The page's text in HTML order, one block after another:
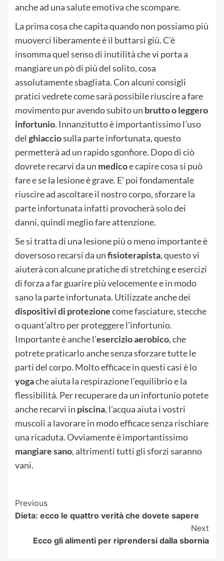
anche ad una salute emotiva che scompare.
La prima cosa che capita quando non possiamo più
muoverci liberamente è il buttarsi giù. C’è
insomma quel senso di inutilità che vi porta a
mangiare un pò di più del solito, cosa
assolutamente sbagliata. Con alcuni consigli
pratici vedrete come sarà possibile riuscire a fare
movimento pur avendo subito un brutto o leggero
infortunio. Innanzitutto è importantissimo l’uso
del ghiacciosulla parte infortunata, questo
permetterà ad un rapido sgonfiore. Dopo di ciò
dovrete recarvi da un medicoe capire cosa si può
fare e se la lesione è grave. E’ poi fondamentale
riuscire ad ascoltare il nostro corpo, sforzare la
parte infortunata infatti provocherà solo dei
danni, quindi meglio fare attenzione.
Se si tratta di una lesione più o meno importante è
doversoso recarsi da unfisioterapista, questo vi
aiuterà con alcune pratiche di stretching e esercizi
di forza a far guarire più velocemente e in modo
sano la parte infortunata. Utilizzate anche dei
dispositivi di protezionecome fasciature, stecche
o quant’altro per proteggere l’infortunio.
Importante è anche l’esercizio aerobico, che
potrete praticarlo anche senza sforzare tutte le
parti del corpo. Molto efficace in questi casi è lo
yogache aiuta la respirazione l’equilibrio e la
flessibilità. Per recuperare da un infortunio potete
anche recarvi in piscina, l’acqua aiuta i vostri
muscoli a lavorare in modo efficace senza rischiare
una ricaduta. Ovviamente è importantissimo
mangiare sano, altrimenti tutti gli sforzi saranno
vani.
Post
Navigation
Previous
Dieta: ecco le quattro verità che dovete sapere
Next
Ecco gli alimenti per riprendersi dalla sbornia